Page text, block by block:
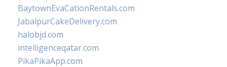
BaytownEvaCationRentals.com
JabalpurCakeDelivery.com
halobjd.com
intelligenceqatar.com
PikaPikaApp.com